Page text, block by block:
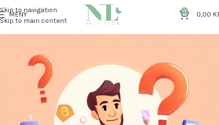
Skip to navigation
Skip to main content
MENY 0 0,00